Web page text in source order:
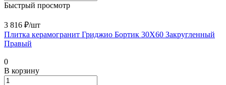
Быстрый просмотр
3 816 ₽/шт
Плитка керамогранит Гриджио Бортик 30X60 Закругленный
Правый
0
В корзину